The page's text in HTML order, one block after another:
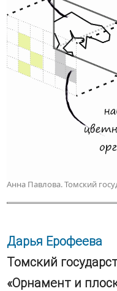
Анна Павлова. Томский
Дарья Ерофеева
Томский
«Орнамент и